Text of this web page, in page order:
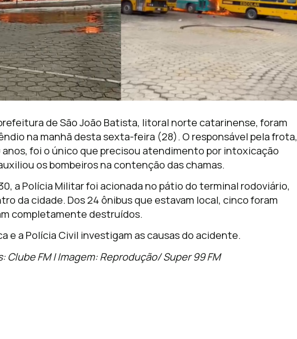
de São João Batista, litoral norte catarinense, foram
na manhã desta sexta-feira (28). O responsável pela frota,
anos, foi o único que precisou atendimento por intoxicação
os bombeiros na contenção das chamas.
a Polícia Militar foi acionada no pátio do terminal rodoviário,
da cidade. Dos 24 ônibus que estavam local, cinco foram
completamente destruídos.
e a Polícia Civil investigam as causas do acidente.
Clube FM | Imagem: Reprodução/ Super 99 FM